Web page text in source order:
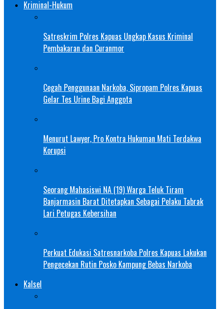
Kriminal-Hukum
Satreskrim Polres Kapuas Ungkap Kasus Kriminal
Pembakaran dan Curanmor
Cegah Penggunaan Narkoba, Sipropam Polres Kapuas
Gelar Tes Urine Bagi Anggota
Menurut Lawyer, Pro Kontra Hukuman Mati Terdakwa
Korupsi
Seorang Mahasiswi NA (19) Warga Teluk Tiram
Banjarmasin Barat Ditetapkan Sebagai Pelaku Tabrak
Lari Petugas Kebersihan
Perkuat Edukasi Satresnarkoba Polres Kapuas Lakukan
Pengecekan Rutin Posko Kampung Bebas Narkoba
Kalsel